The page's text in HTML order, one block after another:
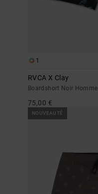
1
RVCA X Clay
Boardshort Noir Homme
75,00 €
NOUVEAUTÉ